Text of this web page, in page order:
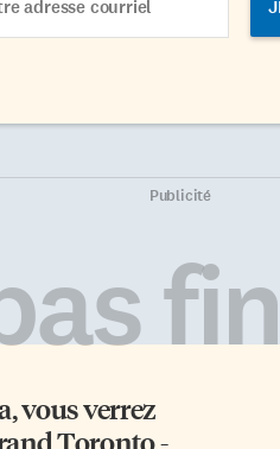
Publicité
, vous verrez
Toronto -